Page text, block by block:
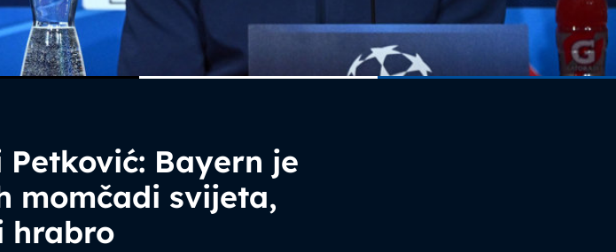
Bayern je
momčadi svijeta,
hrabro